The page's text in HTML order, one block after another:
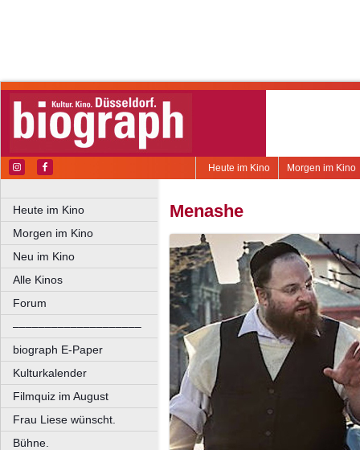
Morgen im Kino
Heute im Kino
Heute im Kino
Morgen im Kino
Neu im Kino
Alle Kinos
Forum
––––––––––––––––––––
biograph E-Paper
Kulturkalender
Filmquiz im August
Frau Liese wünscht.
Bühne.
Menashe